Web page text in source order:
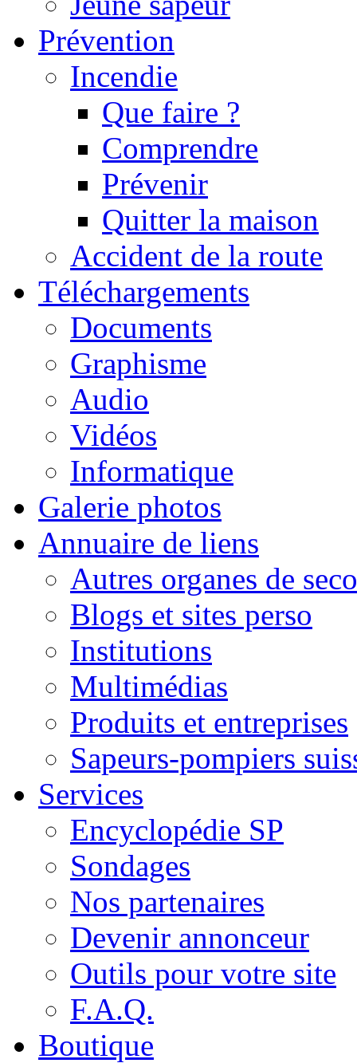
Prévention
Incendie
Que faire ?
Comprendre
Prévenir
Quitter la maison
Accident de la route
Téléchargements
Documents
Graphisme
Audio
Vidéos
Informatique
Galerie photos
Annuaire de liens
Autres organes de
Blogs et sites perso
Institutions
Multimédias
Produits et entreprises
Sapeurs-pompiers
Services
Encyclopédie SP
Sondages
Nos partenaires
Devenir annonceur
Outils pour votre site
F.A.Q.
Boutique